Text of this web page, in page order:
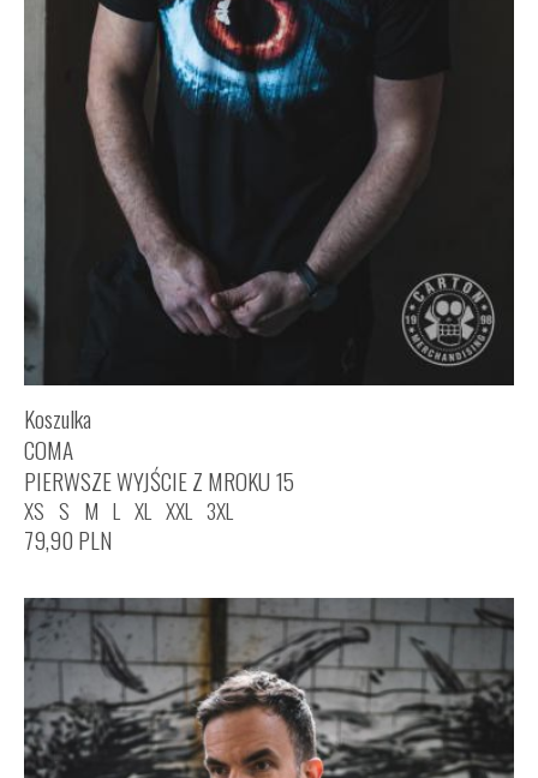
Koszulka
COMA
PIERWSZE WYJŚCIE Z MROKU 15
XS S M L XL XXL 3XL
79,90 PLN